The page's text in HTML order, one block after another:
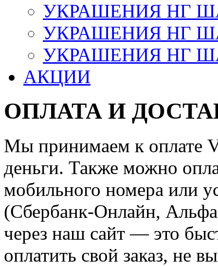
УКРАШЕНИЯ НГ
УКРАШЕНИЯ НГ
УКРАШЕНИЯ НГ
АКЦИИ
ОПЛАТА И
Мы принимаем к оплате
деньги. Также можно
мобильного номера или
(Сбербанк-Онлайн,
через наш сайт — это
оплатить свой заказ, не